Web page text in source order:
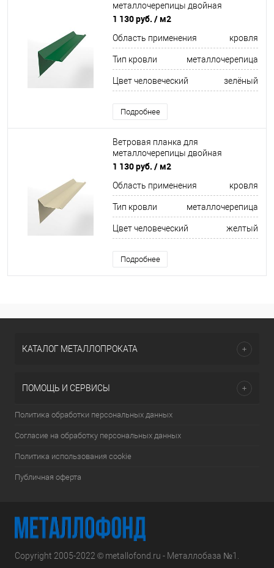
металлочерепицы двойная
завальцовка оцинкованная с
RAL 6029
1 130 руб. / м2
Область применения кровля
Тип кровли металлочерепица
Цвет человеческий зелёный
Подробнее
Ветровая планка для
металлочерепицы двойная
завальцовка оцинкованная с
RAL 1015
1 130 руб. / м2
Область применения кровля
Тип кровли металлочерепица
Цвет человеческий желтый
Подробнее
КАТАЛОГ МЕТАЛЛОПРОКАТА
ПОМОЩЬ И СЕРВИСЫ
Политика обработки персональных данных
Согласие на обработку персональных данных
Политика использования cookie
Публичная оферта
Copyright 2005-2022 © metallofond.ru - Металлобаза №1.